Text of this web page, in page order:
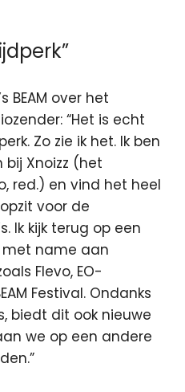
BEAM over het
“Het is echt
Zo zie ik het. Ik ben
Xnoizz (het
red.) en vind het heel
voor de
Ik kijk terug op een
met name aan
Flevo, EO-
Festival. Ondanks
biedt dit ook nieuwe
we op een andere